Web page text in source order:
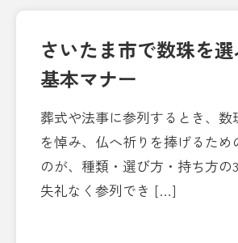
さいたま市で数珠を
基本マナー
葬式や法事に参列するとき、
を悼み、仏へ祈りを捧げるた
のが、種類・選び方・持ち方
失礼なく参列でき […]